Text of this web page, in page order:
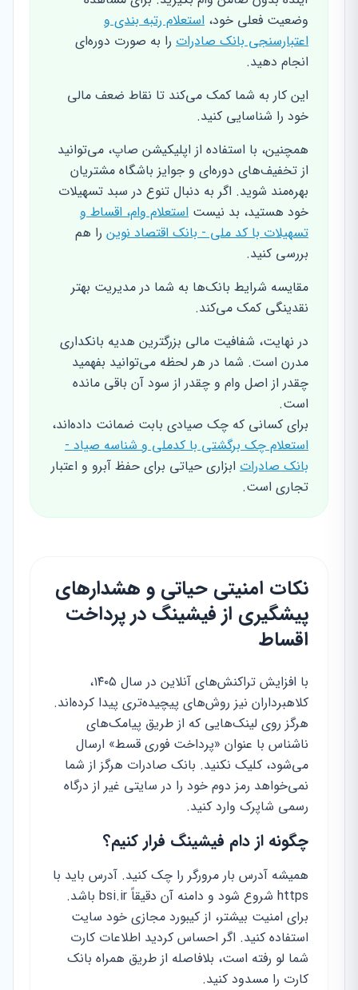
وضعیت فعلی خود، استعلام رتبه بندی و
اعتبارسنجی بانک صادرات را به صورت دوره‌ای
انجام دهید.
این کار به شما کمک می‌کند تا نقاط ضعف مالی
خود را شناسایی کنید.
همچنین، با استفاده از اپلیکیشن صاپ، می‌توانید
از تخفیف‌های دوره‌ای و جوایز باشگاه مشتریان
بهره‌مند شوید. اگر به دنبال تنوع در سبد تسهیلات
خود هستید، بد نیست استعلام وام، اقساط و
تسهیلات با کد ملی - بانک اقتصاد نوین را هم
بررسی کنید.
مقایسه شرایط بانک‌ها به شما در مدیریت بهتر
نقدینگی کمک می‌کند.
در نهایت، شفافیت مالی بزرگترین هدیه بانکداری
مدرن است. شما در هر لحظه می‌توانید بفهمید
چقدر از اصل وام و چقدر از سود آن باقی مانده
است.
برای کسانی که چک صیادی بابت ضمانت داده‌اند،
استعلام چک برگشتی با کدملی و شناسه صیاد -
بانک صادرات ابزاری حیاتی برای حفظ آبرو و اعتبار
تجاری است.
نکات امنیتی حیاتی و هشدارهای
پیشگیری از فیشینگ در پرداخت
اقساط
با افزایش تراکنش‌های آنلاین در سال ۱۴۰۵،
کلاهبرداران نیز روش‌های پیچیده‌تری پیدا کرده‌اند.
هرگز روی لینک‌هایی که از طریق پیامک‌های
ناشناس با عنوان «پرداخت فوری قسط» ارسال
می‌شود، کلیک نکنید. بانک صادرات هرگز از شما
نمی‌خواهد رمز دوم خود را در سایتی غیر از درگاه
رسمی شاپرک وارد کنید.
چگونه از دام فیشینگ فرار کنیم؟
همیشه آدرس بار مرورگر را چک کنید. آدرس باید با
https شروع شود و دامنه آن دقیقاً bsi.ir باشد.
برای امنیت بیشتر، از کیبورد مجازی خود سایت
استفاده کنید. اگر احساس کردید اطلاعات کارت
شما لو رفته است، بلافاصله از طریق همراه بانک
کارت را مسدود کنید.